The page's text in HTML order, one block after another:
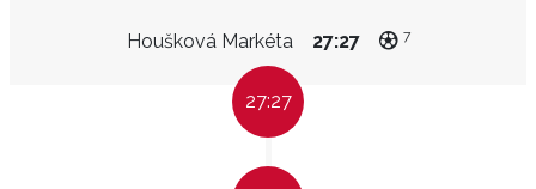
Houšková Markéta 27:27 7
27:27